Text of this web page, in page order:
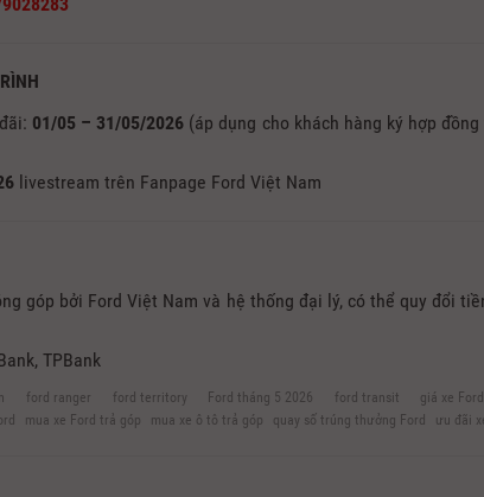
01/05 – 31/05/2026 (áp dụng cho khách hàng ký hợp
livestream trên Fanpage Ford Việt Nam
góp bởi Ford Việt Nam và hệ thống đại lý, có thể quy đổi
TPBank
ford ranger ford territory Ford tháng 5 2026 ford transit giá xe
mua xe Ford trả góp mua xe ô tô trả góp quay số trúng thưởng Ford ưu đãi